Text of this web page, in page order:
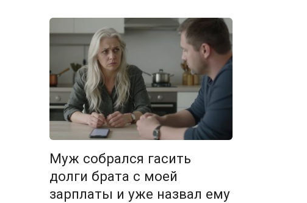
Муж собрался гасить
долги брата с моей
зарплаты и уже назвал ему